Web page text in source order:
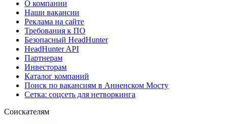
О компании
Наши вакансии
Реклама на сайте
Требования к ПО
Безопасный HeadHunter
HeadHunter API
Партнерам
Инвесторам
Каталог компаний
Поиск по вакансиям в Анненском Мосту
Сетка: соцсеть для нетворкинга
Соискателям